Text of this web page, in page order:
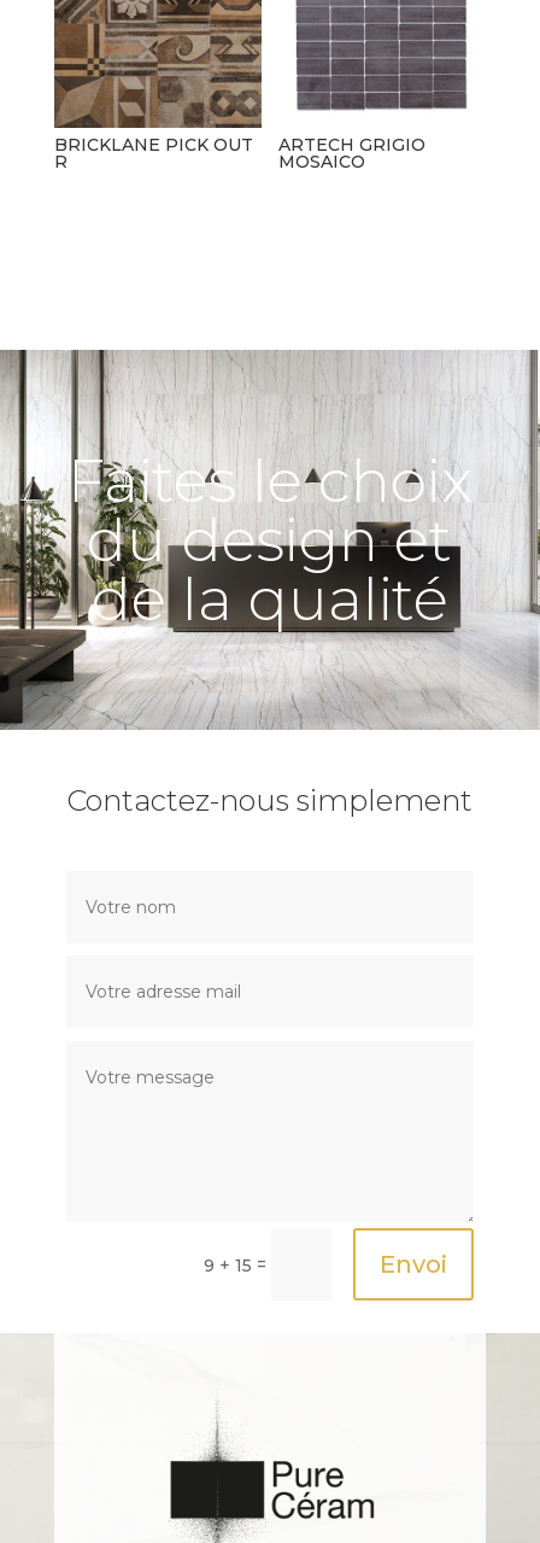
BRICKLANE PICK OUT
R
ARTECH GRIGIO
MOSAICO
Faites le choix
du design et
de la qualité
Contactez-nous simplement
9 + 15 = Envoi